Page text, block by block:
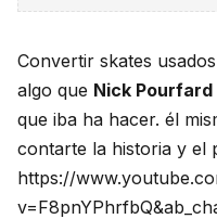
Convertir skates
algo que Nick Pourfard
que iba ha hacer. él
contarte la historia y el
https://